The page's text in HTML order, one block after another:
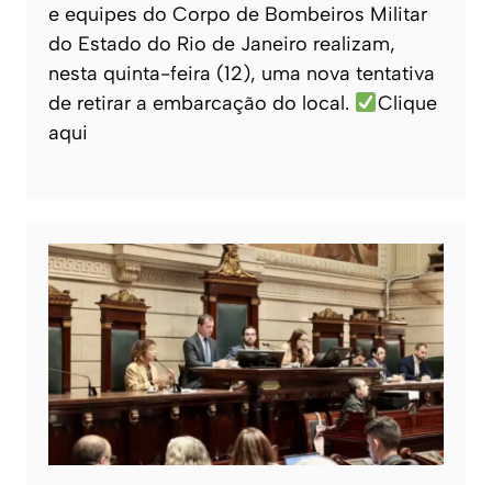
e equipes do Corpo de Bombeiros Militar
do Estado do Rio de Janeiro realizam,
nesta quinta-feira (12), uma nova tentativa
de retirar a embarcação do local.
Clique
aqui